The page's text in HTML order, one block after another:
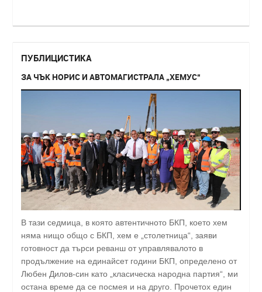
ПУБЛИЦИСТИКА
ЗА ЧЪК НОРИС И АВТОМАГИСТРАЛА „ХЕМУС“
В тази седмица, в която автентичното БКП, което хем
няма нищо общо с БКП, хем е „столетница“, заяви
готовност да търси реванш от управлявалото в
продължение на единайсет години БКП, определено от
Любен Дилов-син като „класическа народна партия“, ми
остана време да се посмея и на друго. Прочетох един